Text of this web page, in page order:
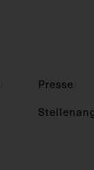
Presse